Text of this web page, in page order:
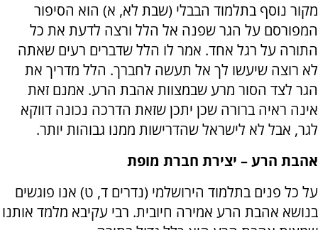
מקור נוסף בתלמוד הבבלי (שבת לא, א) הוא הסיפור
המפורסם על הגר שפנה אל הלל ורצה לדעת את כל
התורה על רגל אחד. אמר לו הלל שדברים רעים שאתה
לא רוצה שיעשו לך אל תעשה לחברך. הלל מדריך את
הגר לצד הסור מרע שבמצוות אהבת הרע. אמנם זאת
אינה ראיה ברורה שכן יתכן שזאת הדרכה נכונה דווקא
לגר, אבל לא לישראל שהדרישות ממנו גבוהות יותר.
אהבת הרע – יצירת חברת מופת
על כל פנים בתלמוד הירושלמי (נדרים ד, ט) אנו פוגשים
בנושא אהבת הרע אמירה חיובית. רבי עקיבא מלמד אותנו